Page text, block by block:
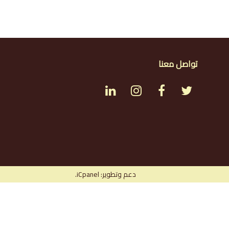
تواصل معنا
Twitter
Facebook
Instagram
LinkedIn
دعم وتطوير: iCpanel.